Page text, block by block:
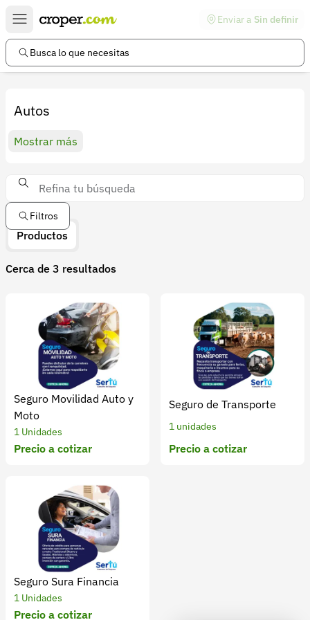
Enviar a Sin definir
Busca lo que necesitas
Autos
Mostrar más
Filtros
Productos
Cerca de 3 resultados
Seguro Movilidad Auto y
Moto
1 Unidades
Precio a cotizar
Seguro de Transporte
1 unidades
Precio a cotizar
Seguro Sura Financia
1 Unidades
Precio a cotizar
Enlaces de interés
Preguntas frecuentes
Ayuda
Política de devoluciones
Política de privacidad
Cuenta
Iniciar sesión
Recuperar contraseña
Contacto
Soporte
+57 323 2931928
contacto@croper.com